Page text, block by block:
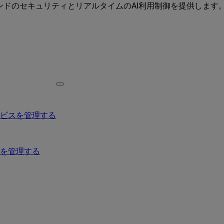
のセキュリティとリアルタイムのAI利用制御を提供します。
スを管理する
管理する